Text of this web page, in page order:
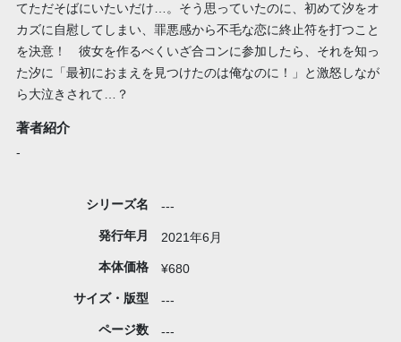
てただそばにいたいだけ…。そう思っていたのに、初めて汐をオ
カズに自慰してしまい、罪悪感から不毛な恋に終止符を打つこと
を決意！ 彼女を作るべくいざ合コンに参加したら、それを知っ
た汐に「最初におまえを見つけたのは俺なのに！」と激怒しなが
ら大泣きされて…？
著者紹介
-
シリーズ名 ---
発行年月 2021年6月
本体価格 ¥680
サイズ・版型 ---
ページ数 ---